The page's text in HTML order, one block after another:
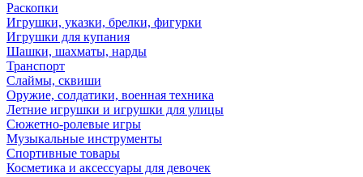
Раскопки
Игрушки, указки, брелки, фигурки
Игрушки для купания
Шашки, шахматы, нарды
Транспорт
Слаймы, сквиши
Оружие, солдатики, военная техника
Летние игрушки и игрушки для улицы
Сюжетно-ролевые игры
Музыкальные инструменты
Спортивные товары
Косметика и аксессуары для девочек